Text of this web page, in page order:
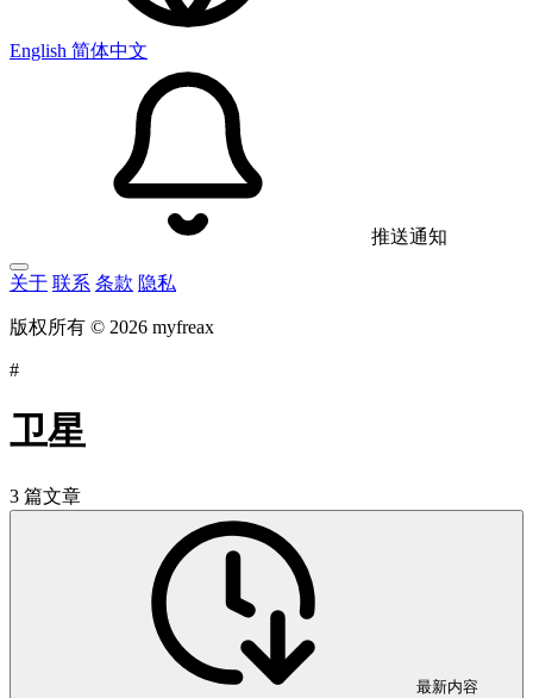
English 简体中文
推送通知
关于 联系 条款 隐私
版权所有 © 2026 myfreax
#
卫星
3 篇文章
最新内容